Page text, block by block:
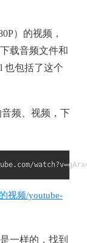
）的视频，
载音频文件和
也包括了这个
音频、视频，下
一样的，找到